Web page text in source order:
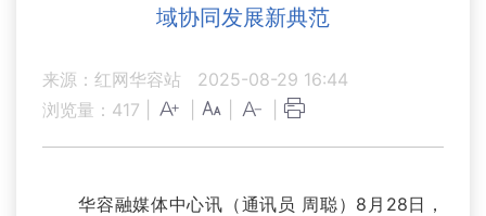
域协同发展新典范
来源：红网华容站
2025-08-29 16:44
浏览量： 417
华容融媒体中心讯（通讯员 周聪）8月28日，